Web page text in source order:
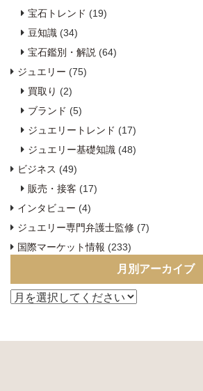
宝石トレンド (19)
豆知識 (34)
宝石鑑別・解説 (64)
ジュエリー (75)
買取り (2)
ブランド (5)
ジュエリートレンド (17)
ジュエリー基礎知識 (48)
ビジネス (49)
販売・接客 (17)
インタビュー (4)
ジュエリー専門弁護士監修 (7)
国際マーケット情報 (233)
月別アーカイブ